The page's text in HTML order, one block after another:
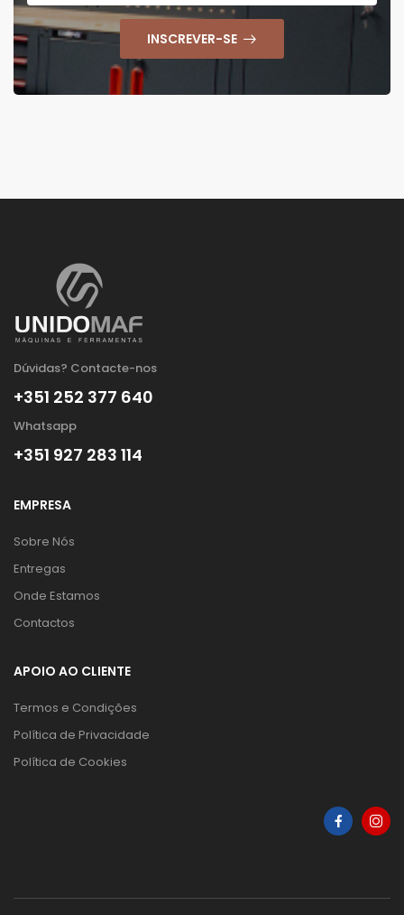
INSCREVER-SE
Dúvidas? Contacte-nos
+351 252 377 640
Whatsapp
+351 927 283 114
EMPRESA
Sobre Nós
Entregas
Onde Estamos
Contactos
APOIO AO CLIENTE
Termos e Condições
Política de Privacidade
Política de Cookies